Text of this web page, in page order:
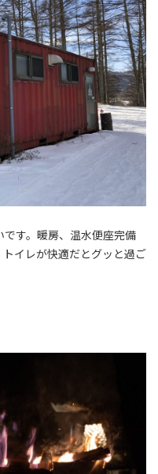
す。暖房、温水便座完備
イレが快適だとグッと過ご